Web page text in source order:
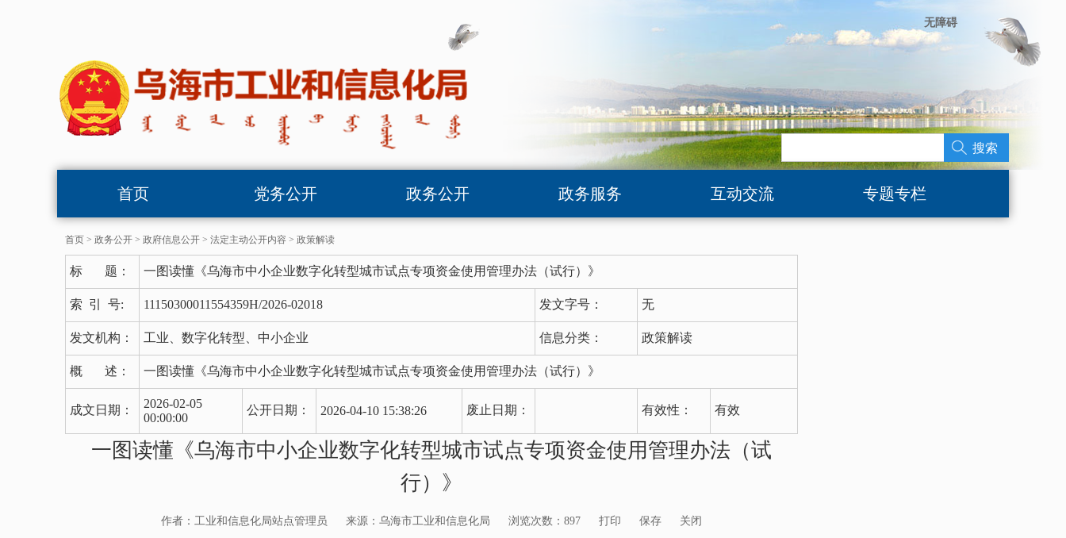
无障碍
搜索
首页 党务公开 政务公开 政务服务 互动交流 专题专栏
首页 > 政务公开 > 政府信息公开 > 法定主动公开内容 > 政策解读
标 题： 一图读懂《乌海市中小企业数字化转型城市试点专项资金使用管理办法（试行）》
索 引 号: 11150300011554359H/2026-02018 发文字号： 无
发文机构： 工业、数字化转型、中小企业 信息分类： 政策解读
概 述： 一图读懂《乌海市中小企业数字化转型城市试点专项资金使用管理办法（试行）》
成文日期：
2026-02-05
00:00:00
公开日期： 2026-04-10 15:38:26 废止日期： 有效性： 有效
一图读懂《乌海市中小企业数字化转型城市试点专项资金使用管理办法（试
行）》
作者：工业和信息化局站点管理员 来源：乌海市工业和信息化局 浏览次数： 897 打印 保存 关闭